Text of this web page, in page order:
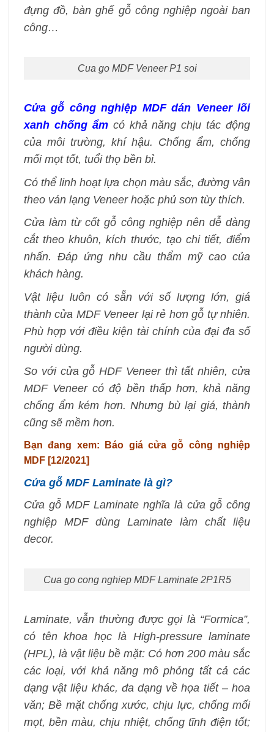
đựng đồ, bàn ghế gỗ công nghiệp ngoài ban
công…
Cua go MDF Veneer P1 soi
Cửa gỗ công nghiệp MDF dán Veneer lõi
xanh chống ẩmcó khả năng chịu tác động
của môi trường, khí hậu. Chống ẩm, chống
mối mọt tốt, tuổi thọ bền bỉ.
Có thể linh hoạt lựa chọn màu sắc, đường vân
theo ván lạng Veneer hoặc phủ sơn tùy thích.
Cửa làm từ cốt gỗ công nghiệp nên dễ dàng
cắt theo khuôn, kích thước, tạo chi tiết, điểm
nhấn. Đáp ứng nhu cầu thẩm mỹ cao của
khách hàng.
Vật liệu luôn có sẵn với số lượng lớn, giá
thành cửa MDF Veneer lại rẻ hơn gỗ tự nhiên.
Phù hợp với điều kiện tài chính của đại đa số
người dùng.
So với cửa gỗ HDF Veneer thì tất nhiên, cửa
MDF Veneer có độ bền thấp hơn, khả năng
chống ẩm kém hơn. Nhưng bù lại giá, thành
cũng sẽ mềm hơn.
Bạn đang xem: Báo giá cửa gỗ công nghiệp
MDF [12/2021]
Cửa gỗ MDF Laminate là gì?
Cửa gỗ MDF Laminate nghĩa là cửa gỗ công
nghiệp MDF dùng Laminate làm chất liệu
decor.
Cua go cong nghiep MDF Laminate 2P1R5
Laminate, vẫn thường được gọi là “Formica”,
có tên khoa học là High-pressure laminate
(HPL), là vật liệu bề mặt: Có hơn 200 màu sắc
các loại, với khả năng mô phỏng tất cả các
dạng vật liệu khác, đa dạng về họa tiết – hoa
văn; Bề mặt chống xước, chịu lực, chống mối
mọt, bền màu, chịu nhiệt, chống tĩnh điện tốt;